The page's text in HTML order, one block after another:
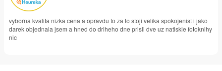
vyborna kvalita nizka cena a opravdu to za to stoji velika spokojenist i jako
darek objednala jsem a hned do driheho dne prisli dve uz natiskle fotoknihy
nic